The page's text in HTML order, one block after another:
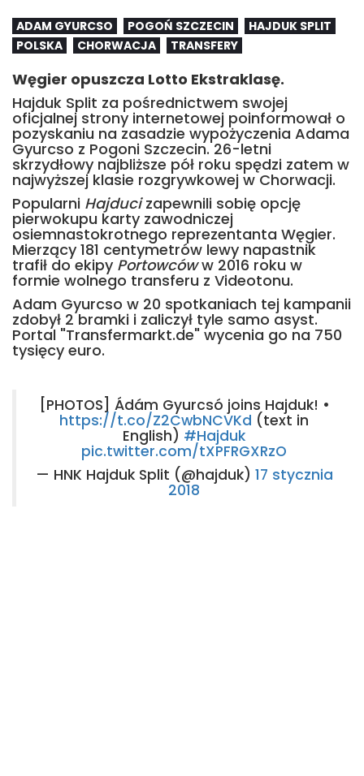
ADAM GYURCSO POGOŃ SZCZECIN
HAJDUK SPLIT
POLSKA
CHORWACJA TRANSFERY
Węgier opuszcza Lotto Ekstraklasę.
Hajduk Split za pośrednictwem swojej
oficjalnej strony internetowej poinformował o
pozyskaniu na zasadzie wypożyczenia Adama
Gyurcso z Pogoni Szczecin. 26-letni
skrzydłowy najbliższe pół roku spędzi zatem w
najwyższej klasie rozgrywkowej w Chorwacji.
Popularni Hajducizapewnili sobię opcję
pierwokupu karty zawodniczej
osiemnastokrotnego reprezentanta Węgier.
Mierzący 181 centymetrów lewy napastnik
trafił do ekipy Portowcóww 2016 roku w
formie wolnego transferu z Videotonu.
Adam Gyurcso w 20 spotkaniach tej kampanii
zdobył 2 bramki i zaliczył tyle samo asyst.
Portal "Transfermarkt.de" wycenia go na 750
tysięcy euro.
[PHOTOS] Ádám Gyurcsó joins Hajduk! •
https://t.co/Z2CwbNCVKd (text in
English) #Hajduk
pic.twitter.com/tXPFRGXRzO
— HNK Hajduk Split (@hajduk) 17 stycznia
2018